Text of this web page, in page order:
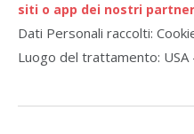
siti o app dei nostri partner
Dati Personali raccolti:
Luogo del trattamento: USA